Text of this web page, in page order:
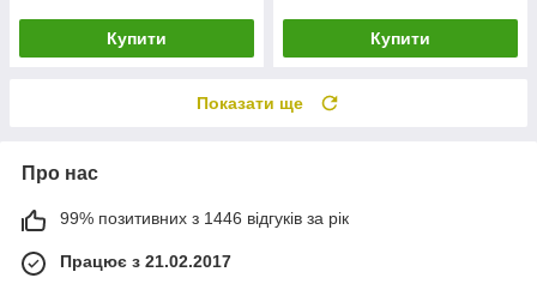
Купити Купити
Показати ще
Про нас
99% позитивних з 1446 відгуків за рік
Працює з 21.02.2017